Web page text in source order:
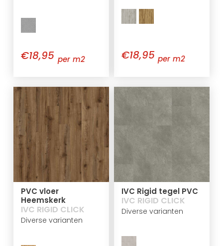
€18,95 per m2 €18,95 per m2
PVC vloer
Heemskerk
IVC RIGID CLICK
Diverse varianten
IVC Rigid tegel PVC
IVC RIGID CLICK
Diverse varianten